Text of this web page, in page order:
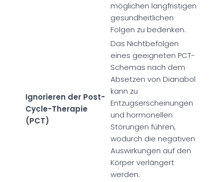
möglichen langfristigen
gesundheitlichen
Folgen zu bedenken.
Ignorieren der Post-
Cycle-Therapie
(PCT)
Das Nichtbefolgen
eines geeigneten PCT-
Schemas nach dem
Absetzen von Dianabol
kann zu
Entzugserscheinungen
und hormonellen
Störungen führen,
wodurch die negativen
Auswirkungen auf den
Körper verlängert
werden.